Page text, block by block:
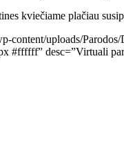
kviečiame plačiau
content/uploads/
#ffffff” desc=”Virtuali